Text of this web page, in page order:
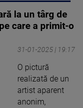
la un târg de
care a primit-o
31-01-2025 | 19:17
O pictură
realizată de un
artist aparent
anonim,